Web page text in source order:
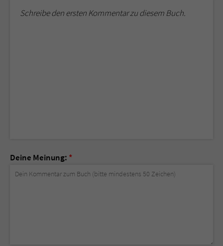
Schreibe den ersten Kommentar zu diesem Buch.
Deine Meinung: *